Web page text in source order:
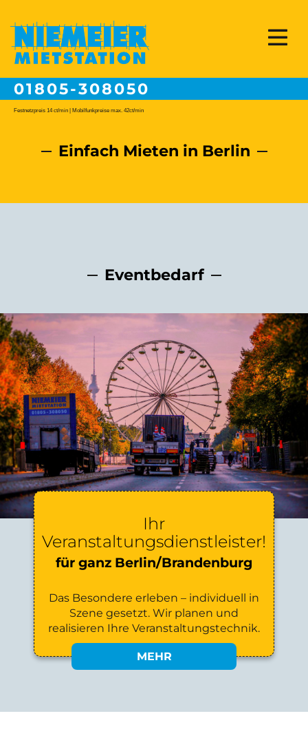
01805-308050
Festnetzpreis 14 ct/min | Mobilfunkpreise max. 42ct/min
Einfach Mieten in Berlin
Eventbedarf
Ihr
Veranstaltungsdienstleister!
für ganz Berlin/Brandenburg
Das Besondere erleben – individuell in
Szene gesetzt. Wir planen und
realisieren Ihre Veranstaltungstechnik.
MEHR